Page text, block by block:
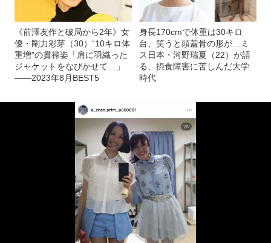
《前澤友作と破局から2年》女
優・剛力彩芽（30）“10キロ体
重増”の貫禄姿「肩に羽織った
ジャケットをなびかせて…」
――2023年8月BEST5
身長170cmで体重は30キロ
台、笑うと頭蓋骨の形が…ミ
ス日本・河野瑞夏（22）が語
る、摂食障害に苦しんだ大学
時代